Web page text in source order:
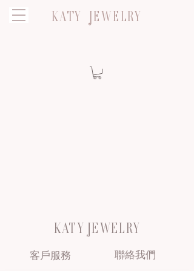
KATY JEWELRY
KATY JEWELRY
客戶服務 聯絡我們